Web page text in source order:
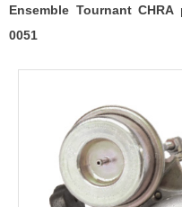
Ensemble Tournant
0051